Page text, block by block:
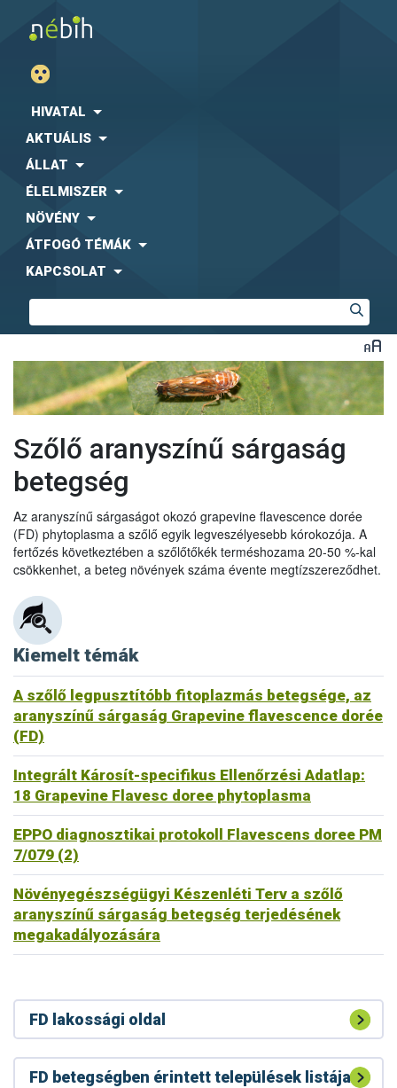
HIVATAL
AKTUÁLIS
ÁLLAT
ÉLELMISZER
NÖVÉNY
ÁTFOGÓ TÉMÁK
KAPCSOLAT
Szőlő aranyszínű sárgaság
betegség
Az aranyszínű sárgaságot okozó grapevine flavescence dorée
(FD) phytoplasma a szőlő egyik legveszélyesebb kórokozója. A
fertőzés következtében a szőlőtőkék terméshozama 20-50 %-kal
csökkenhet, a beteg növények száma évente megtízszereződhet.
Kiemelt témák
A szőlő legpusztítóbb fitoplazmás betegsége, az
aranyszínű sárgaság Grapevine flavescence dorée
(FD)
Integrált Károsít-specifikus Ellenőrzési Adatlap:
18 Grapevine Flavesc doree phytoplasma
EPPO diagnosztikai protokoll Flavescens doree PM
7/079 (2)
Növényegészségügyi Készenléti Terv a szőlő
aranyszínű sárgaság betegség terjedésének
megakadályozására
FD lakossági oldal
FD betegségben érintett települések listája